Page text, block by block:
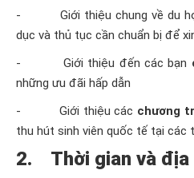
- Giới thiệu chung về du học
dục và thủ tục cần chuẩn bị để
- Giới thiệu đến các bạn
những ưu đãi hấp dẫn
- Giới thiệu các chương
thu hút sinh viên quốc tế tại các
2. Thời gian và địa